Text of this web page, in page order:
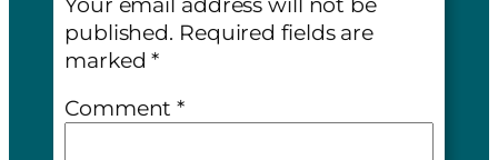
published. Required fields are
marked*
Comment*